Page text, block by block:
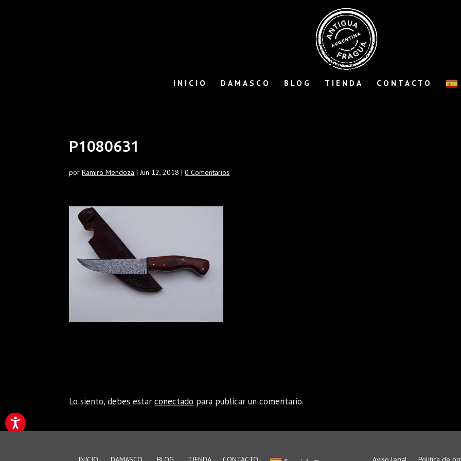
INICIO DAMASCO BLOG TIENDA CONTACTO
P1080631
porRamiro Mendoza |Jun 12, 2018 |0 Comentarios
Lo siento, debes estarconectado para publicar un comentario.